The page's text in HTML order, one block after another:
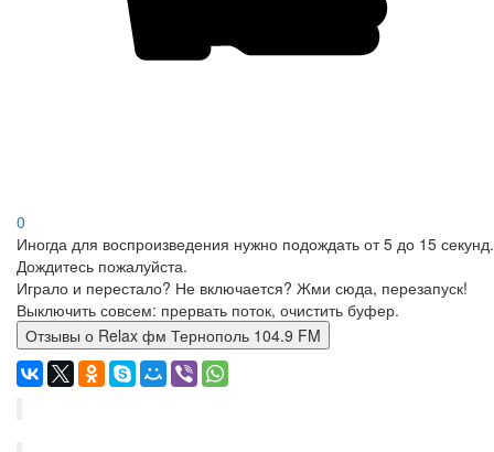
0
Иногда для воспроизведения нужно подождать от 5 до 15 секунд.
Дождитесь пожалуйста.
Играло и перестало? Не включается? Жми сюда, перезапуск!
Выключить совсем: прервать поток, очистить буфер.
Отзывы о Relax фм Тернополь 104.9 FM